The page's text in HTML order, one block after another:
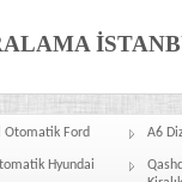
Otomatik Ford
A6
Hyundai